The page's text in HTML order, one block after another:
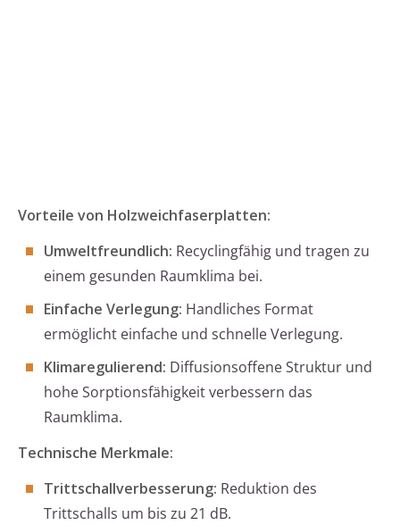
Vorteile von Holzweichfaserplatten:
Umweltfreundlich: Recyclingfähig und tragen zu
einem gesunden Raumklima bei.
Einfache Verlegung: Handliches Format
ermöglicht einfache und schnelle Verlegung.
Klimaregulierend: Diffusionsoffene Struktur und
hohe Sorptionsfähigkeit verbessern das
Raumklima.
Technische Merkmale:
Trittschallverbesserung: Reduktion des
Trittschalls um bis zu 21 dB.